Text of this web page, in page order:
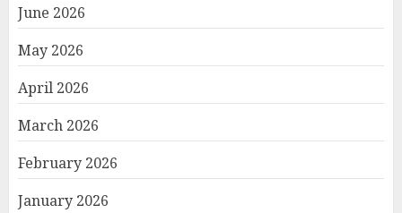
June 2026
May 2026
April 2026
March 2026
February 2026
January 2026